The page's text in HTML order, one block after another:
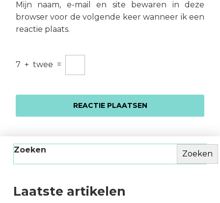
Mijn naam, e-mail en site bewaren in deze
browser voor de volgende keer wanneer ik een
reactie plaats.
7 + twee =
Zoeken Zoeken
Laatste artikelen